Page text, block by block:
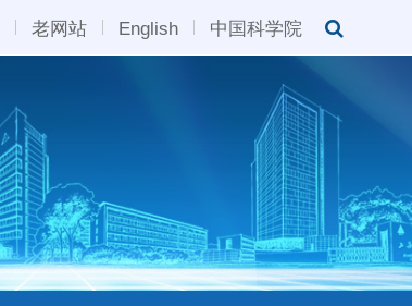
老网站 English 中国科学院